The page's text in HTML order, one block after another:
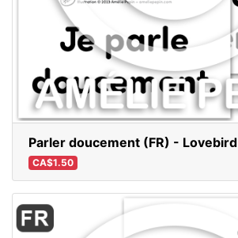
Parler doucement (FR) - Lovebird
CA$1.50